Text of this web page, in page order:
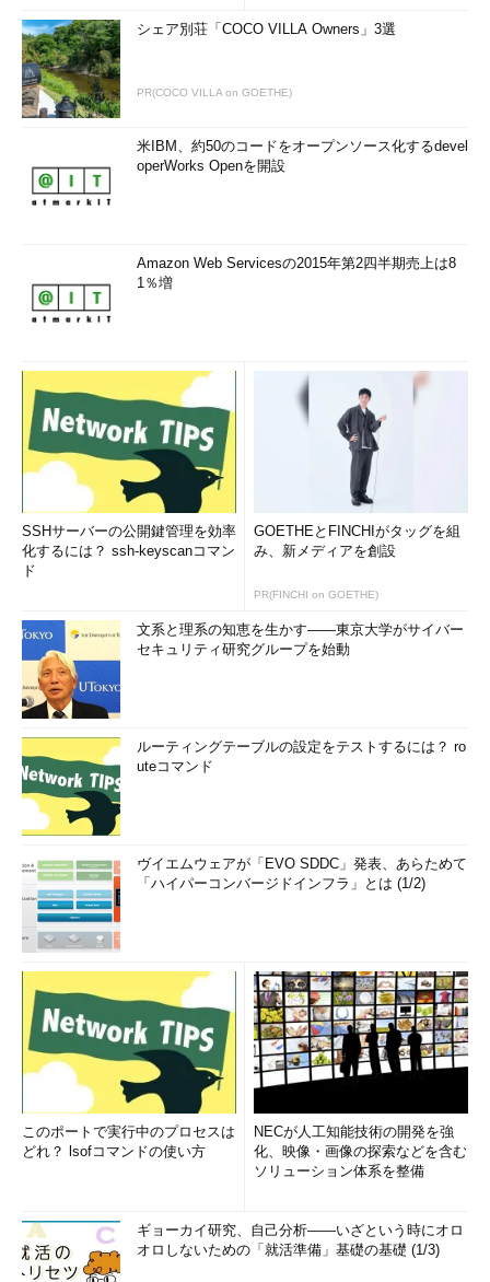
シェア別荘「COCO VILLA Owners」3選
PR(COCO VILLA on GOETHE)
米IBM、約50のコードをオープンソース化するdevel
operWorks Openを開設
Amazon Web Servicesの2015年第2四半期売上は8
1％増
SSHサーバーの公開鍵管理を効率
化するには？ ssh-keyscanコマン
ド
GOETHEとFINCHIがタッグを組
み、新メディアを創設
PR(FINCHI on GOETHE)
文系と理系の知恵を生かす――東京大学がサイバー
セキュリティ研究グループを始動
ルーティングテーブルの設定をテストするには？ ro
uteコマンド
ヴイエムウェアが「EVO SDDC」発表、あらためて
「ハイパーコンバージドインフラ」とは (1/2)
このポートで実行中のプロセスは
どれ？ lsofコマンドの使い方
NECが人工知能技術の開発を強
化、映像・画像の探索などを含む
ソリューション体系を整備
ギョーカイ研究、自己分析――いざという時にオロ
オロしないための「就活準備」基礎の基礎 (1/3)